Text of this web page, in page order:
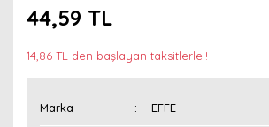
44,59 TL
14,86 TL den başlayan taksitlerle!!
Marka EFFE